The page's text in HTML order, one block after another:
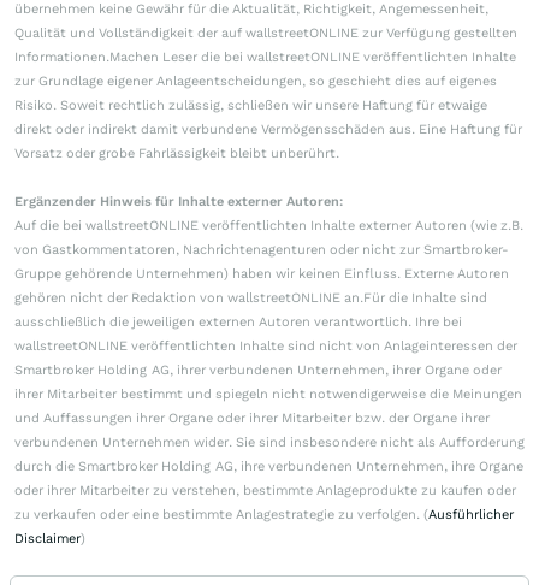
übernehmen keine Gewähr für die Aktualität, Richtigkeit, Angemessenheit,
Qualität und Vollständigkeit der auf wallstreetONLINE zur Verfügung gestellten
Informationen.Machen Leser die bei wallstreetONLINE veröffentlichten Inhalte
zur Grundlage eigener Anlageentscheidungen, so geschieht dies auf eigenes
Risiko. Soweit rechtlich zulässig, schließen wir unsere Haftung für etwaige
direkt oder indirekt damit verbundene Vermögensschäden aus. Eine Haftung für
Vorsatz oder grobe Fahrlässigkeit bleibt unberührt.
Ergänzender Hinweis für Inhalte externer Autoren:
Auf die bei wallstreetONLINE veröffentlichten Inhalte externer Autoren (wie z.B.
von Gastkommentatoren, Nachrichtenagenturen oder nicht zur Smartbroker-
Gruppe gehörende Unternehmen) haben wir keinen Einfluss. Externe Autoren
gehören nicht der Redaktion von wallstreetONLINE an.Für die Inhalte sind
ausschließlich die jeweiligen externen Autoren verantwortlich. Ihre bei
wallstreetONLINE veröffentlichten Inhalte sind nicht von Anlageinteressen der
Smartbroker Holding AG, ihrer verbundenen Unternehmen, ihrer Organe oder
ihrer Mitarbeiter bestimmt und spiegeln nicht notwendigerweise die Meinungen
und Auffassungen ihrer Organe oder ihrer Mitarbeiter bzw. der Organe ihrer
verbundenen Unternehmen wider. Sie sind insbesondere nicht als Aufforderung
durch die Smartbroker Holding AG, ihre verbundenen Unternehmen, ihre Organe
oder ihrer Mitarbeiter zu verstehen, bestimmte Anlageprodukte zu kaufen oder
zu verkaufen oder eine bestimmte Anlagestrategie zu verfolgen. (Ausführlicher
Disclaimer)